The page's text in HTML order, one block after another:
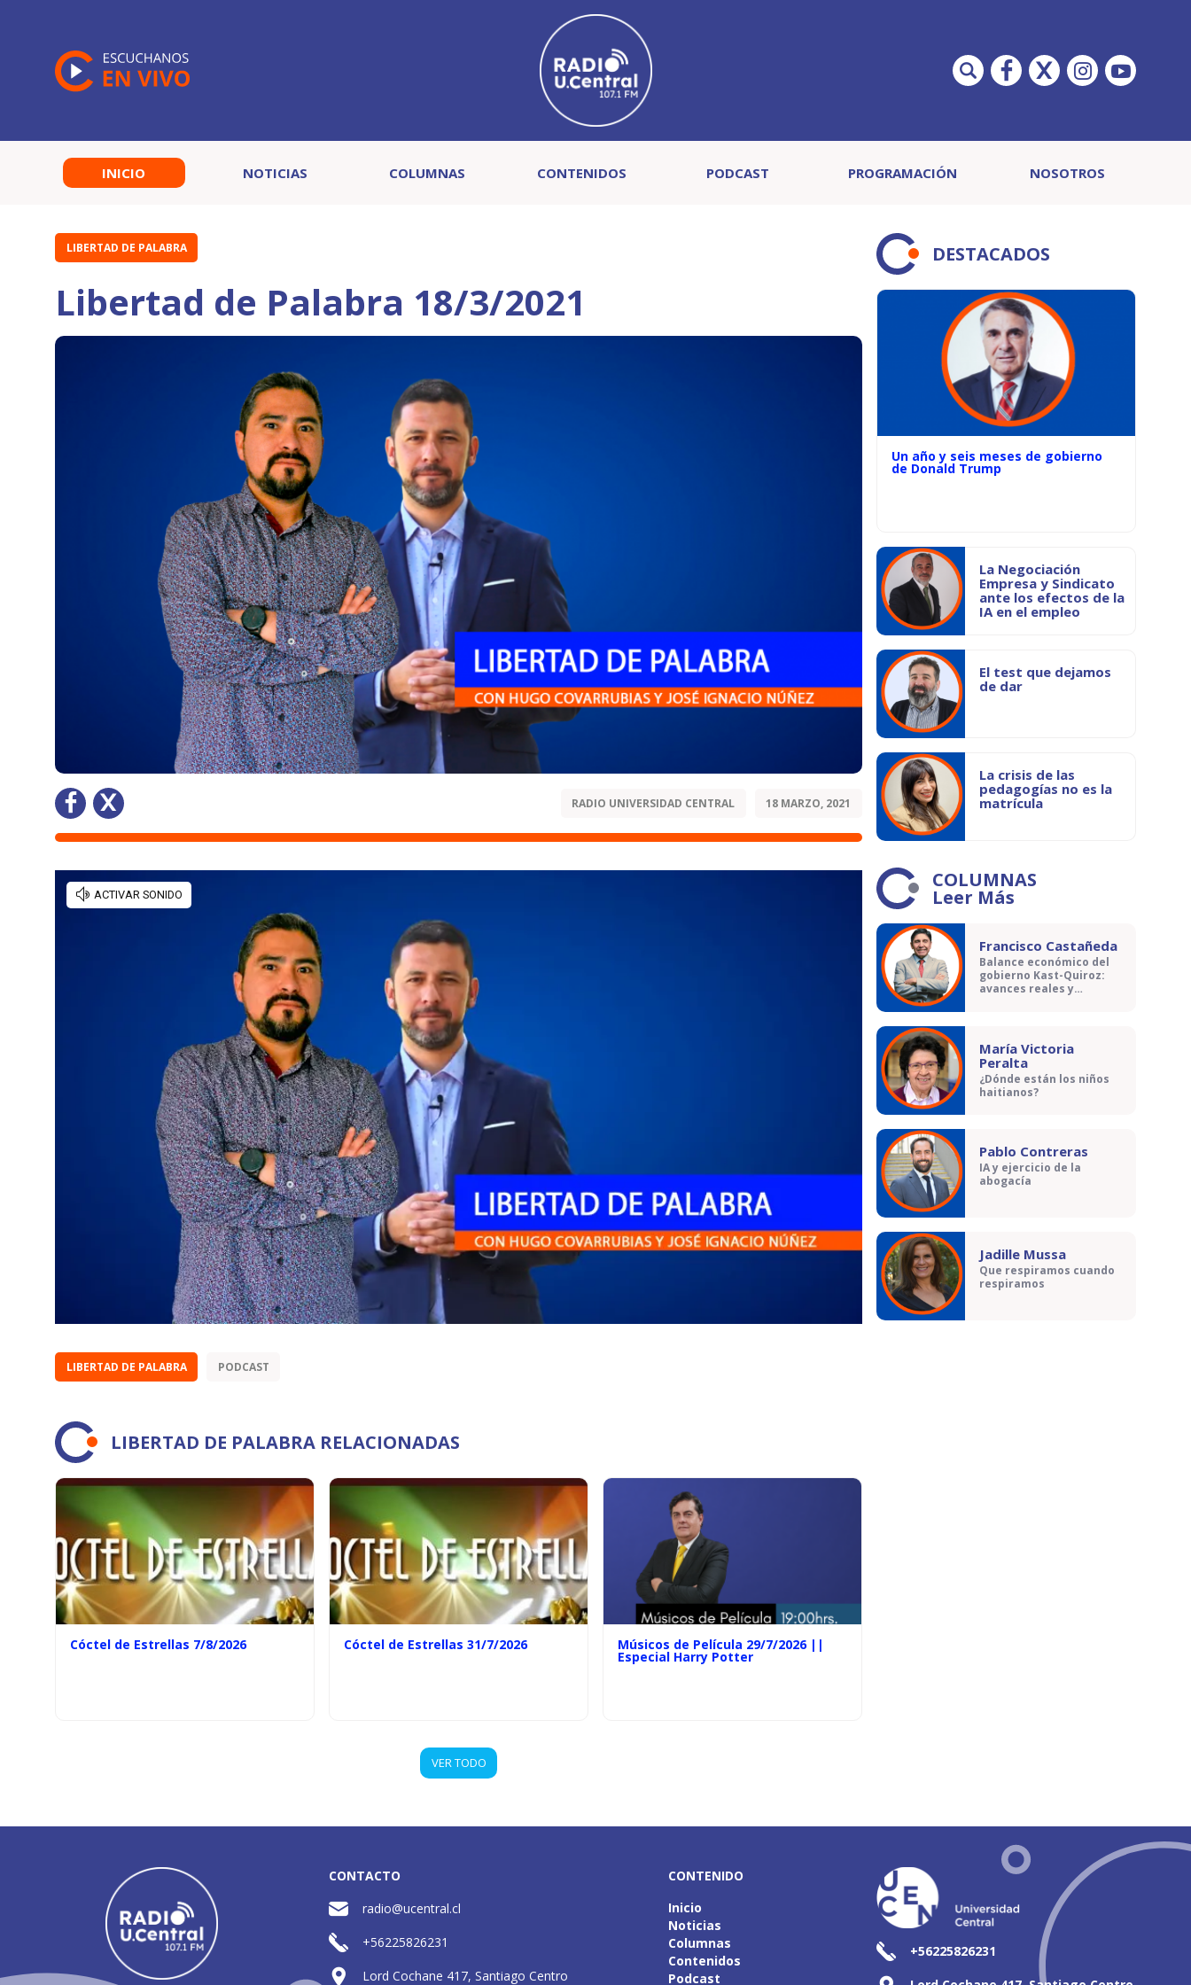
INICIO NOTICIAS COLUMNAS CONTENIDOS PODCAST PROGRAMACIÓN NOSOTROS
LIBERTAD DE PALABRA
Libertad de Palabra 18/3/2021
RADIO UNIVERSIDAD CENTRAL 18 MARZO, 2021
LIBERTAD DE PALABRA PODCAST
LIBERTAD DE PALABRA RELACIONADAS
Cóctel de Estrellas 7/8/2026 Cóctel de Estrellas 31/7/2026 Músicos de Película 29/7/2026 ||
Especial Harry Potter
VER TODO
DESTACADOS
Un año y seis meses de gobierno
de Donald Trump
La Negociación
Empresa y Sindicato
ante los efectos de la
IA en el empleo
El test que dejamos
de dar
La crisis de las
pedagogías no es la
matrícula
COLUMNAS
Leer Más
Francisco Castañeda
Balance económico del
gobierno Kast-Quiroz:
avances reales y
María Victoria
Peralta
¿Dónde están los niños
haitianos?
Pablo Contreras
IA y ejercicio de la
abogacía
Jadille Mussa
Que respiramos cuando
respiramos
CONTACTO
radio@ucentral.cl
+56225826231
Lord Cochane 417, Santiago Centro
CONTENIDO
Inicio
Noticias
Columnas
Contenidos
Podcast
+56225826231